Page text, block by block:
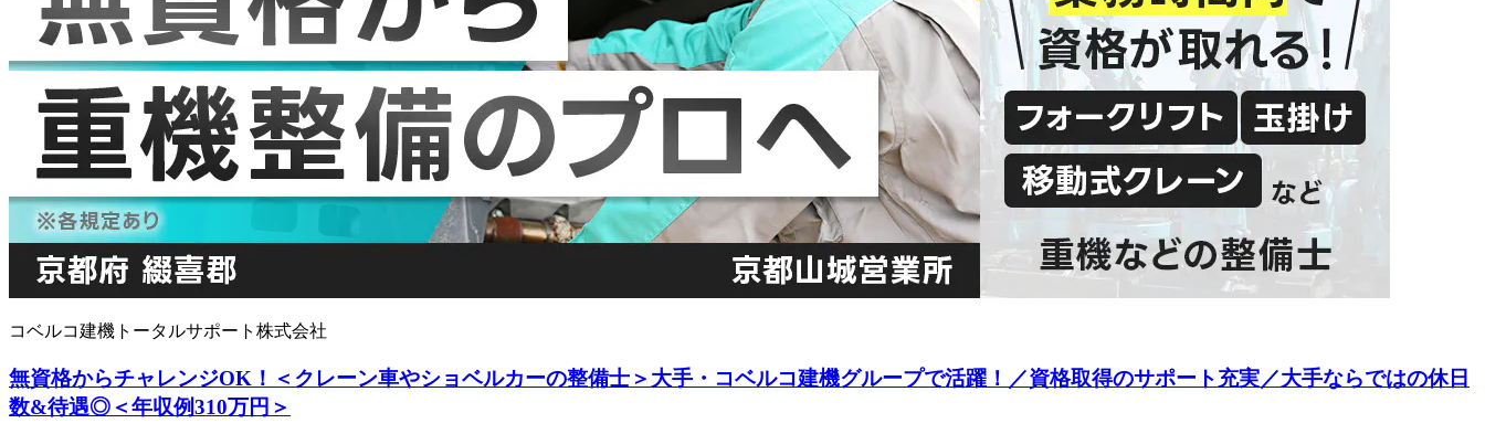
コベルコ建機トータルサポート株式会社
無資格からチャレンジOK！＜クレーン車やショベルカーの整備士＞大手・コベルコ建機グループで活躍！／資格取得のサポート充実／大手ならではの休日
数&待遇◎＜年収例310万円＞